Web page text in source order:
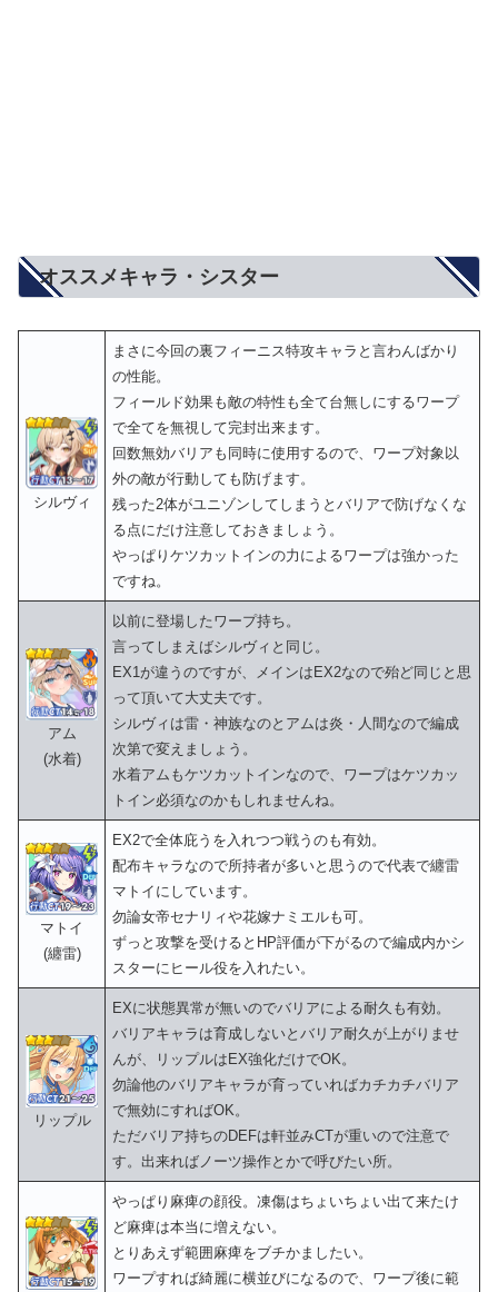
オススメキャラ・シスター
シルヴィ
まさに今回の裏フィーニス特攻キャラと言わんばかり
の性能。
フィールド効果も敵の特性も全て台無しにするワープ
で全てを無視して完封出来ます。
回数無効バリアも同時に使用するので、ワープ対象以
外の敵が行動しても防げます。
残った2体がユニゾンしてしまうとバリアで防げなくな
る点にだけ注意しておきましょう。
やっぱりケツカットインの力によるワープは強かった
ですね。
アム
(水着)
以前に登場したワープ持ち。
言ってしまえばシルヴィと同じ。
EX1が違うのですが、メインはEX2なので殆ど同じと思
って頂いて大丈夫です。
シルヴィは雷・神族なのとアムは炎・人間なので編成
次第で変えましょう。
水着アムもケツカットインなので、ワープはケツカッ
トイン必須なのかもしれませんね。
マトイ
(纏雷)
EX2で全体庇うを入れつつ戦うのも有効。
配布キャラなので所持者が多いと思うので代表で纏雷
マトイにしています。
勿論女帝セナリィや花嫁ナミエルも可。
ずっと攻撃を受けるとHP評価が下がるので編成内かシ
スターにヒール役を入れたい。
リップル
EXに状態異常が無いのでバリアによる耐久も有効。
バリアキャラは育成しないとバリア耐久が上がりませ
んが、リップルはEX強化だけでOK。
勿論他のバリアキャラが育っていればカチカチバリア
で無効にすればOK。
ただバリア持ちのDEFは軒並みCTが重いので注意で
す。出来ればノーツ操作とかで呼びたい所。
やっぱり麻痺の顔役。凍傷はちょいちょい出て来たけ
ど麻痺は本当に増えない。
とりあえず範囲麻痺をブチかましたい。
ワープすれば綺麗に横並びになるので、ワープ後に範